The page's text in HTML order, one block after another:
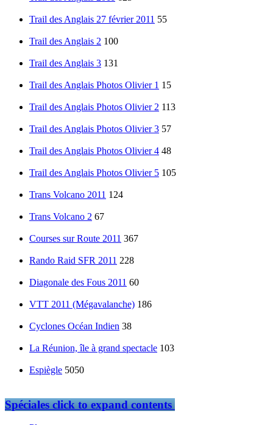
Trail des Anglais 27 février 2011 55
Trail des Anglais 2 100
Trail des Anglais 3 131
Trail des Anglais Photos Olivier 1 15
Trail des Anglais Photos Olivier 2 113
Trail des Anglais Photos Olivier 3 57
Trail des Anglais Photos Olivier 4 48
Trail des Anglais Photos Olivier 5 105
Trans Volcano 2011 124
Trans Volcano 2 67
Courses sur Route 2011 367
Rando Raid SFR 2011 228
Diagonale des Fous 2011 60
VTT 2011 (Mégavalanche) 186
Cyclones Océan Indien 38
La Réunion, île à grand spectacle 103
Espiègle 5050
Spécialesclick to expand contents